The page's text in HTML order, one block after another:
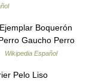
Boquerón
Gaucho Perro
Wikipedia Español
Pelo Liso